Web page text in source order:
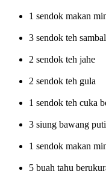
1 sendok makan
3 sendok teh
2 sendok teh jahe
2 sendok teh gula
1 sendok teh cuka
3 siung bawang
1 sendok makan
5 buah tahu